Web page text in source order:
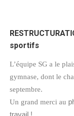
sportifs
L’équipe SG a le
gymnase, dont le
septembre.
Un grand merci au